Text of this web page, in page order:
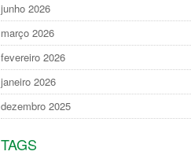
junho 2026
março 2026
fevereiro 2026
janeiro 2026
dezembro 2025
TAGS